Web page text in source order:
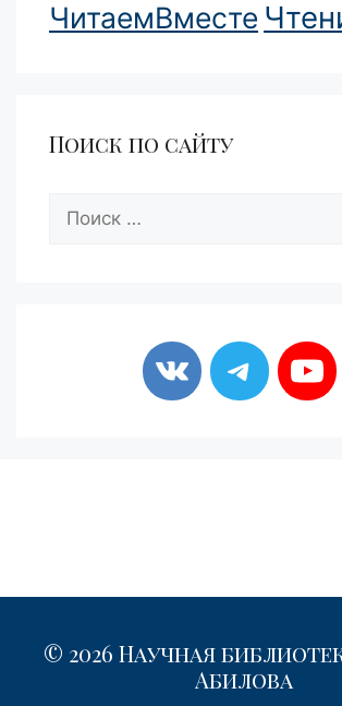
ЧитаемВместе
Поиск по сайту
Поиск:
© 2026 Научная
Абилова